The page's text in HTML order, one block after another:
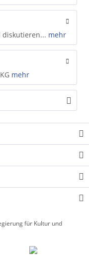
diskutieren... mehr
mehr
für Kultur und